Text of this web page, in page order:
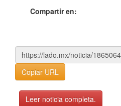
Compartir en:
Copiar URL
Leer noticia completa.